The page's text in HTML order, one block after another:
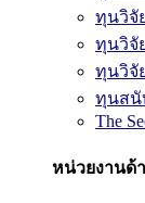
ทุนวิจั
ทุนวิจั
ทุนวิจั
ทุนสนั
The
หน่วยงานด้